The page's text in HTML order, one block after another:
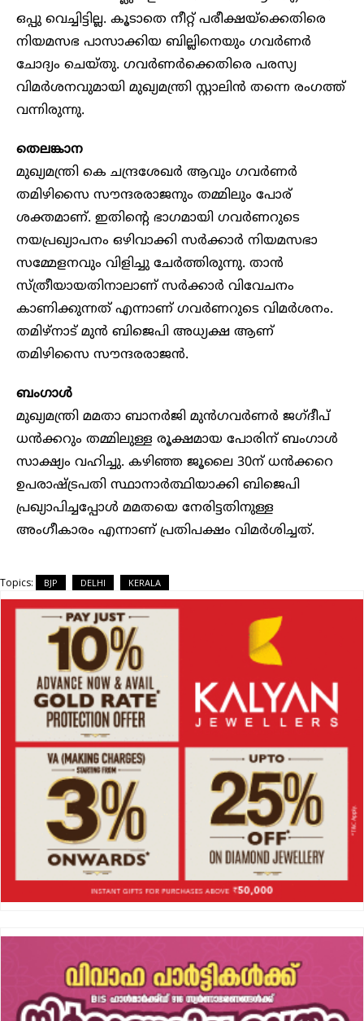
ഒപ്പു വെച്ചിട്ടില്ല. കൂടാതെ നീറ്റ് പരീക്ഷയ്ക്കെതിരെ
നിയമസഭ പാസാക്കിയ ബില്ലിനെയും ഗവർണർ
ചോദ്യം ചെയ്തു. ഗവർണർക്കെതിരെ പരസ്യ
വിമർശനവുമായി മുഖ്യമന്ത്രി സ്റ്റാലിൻ തന്നെ രംഗത്ത്
വന്നിരുന്നു.
തെലങ്കാന
മുഖ്യമന്ത്രി കെ ചന്ദ്രശേഖർ ആവും ഗവർണർ
തമിഴിസൈ സൗന്ദരരാജനും തമ്മിലും പോര്
ശക്തമാണ്. ഇതിന്റെ ഭാഗമായി ഗവർണറുടെ
നയപ്രഖ്യാപനം ഒഴിവാക്കി സർക്കാർ നിയമസഭാ
സമ്മേളനവും വിളിച്ചു ചേർത്തിരുന്നു. താൻ
സ്ത്രീയായതിനാലാണ് സർക്കാർ വിവേചനം
കാണിക്കുന്നത് എന്നാണ് ഗവർണറുടെ വിമർശനം.
തമിഴ്നാട് മുൻ ബിജെപി അധ്യക്ഷ ആണ്
തമിഴിസൈ സൗന്ദരരാജൻ.
ബംഗാൾ
മുഖ്യമന്ത്രി മമതാ ബാനർജി മുൻഗവർണർ ജഗ്‍ദീപ്
ധൻക്കറും തമ്മിലുള്ള രൂക്ഷമായ പോരിന് ബംഗാൾ
സാക്ഷ്യം വഹിച്ചു. കഴിഞ്ഞ ജൂലൈ 30ന് ധൻക്കറെ
ഉപരാഷ്ട്രപതി സ്ഥാനാർത്ഥിയാക്കി ബിജെപി
പ്രഖ്യാപിച്ചപ്പോൾ മമതയെ നേരിട്ടതിനുള്ള
അംഗീകാരം എന്നാണ് പ്രതിപക്ഷം വിമർശിച്ചത്.
Topics: BJP DELHI KERALA